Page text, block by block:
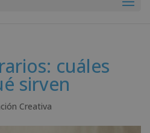
cuáles
sirven
Creativa